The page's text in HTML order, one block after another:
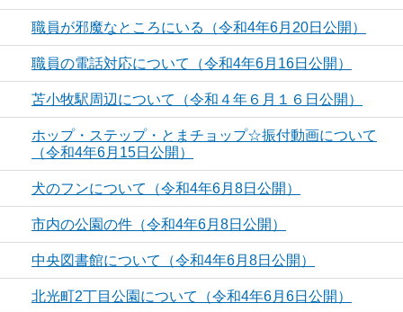
職員が邪魔なところにいる（令和4年6月20日公開）
職員の電話対応について（令和4年6月16日公開）
苫小牧駅周辺について（令和４年６月１６日公開）
ホップ・ステップ・とまチョップ☆振付動画について
（令和4年6月15日公開）
犬のフンについて（令和4年6月8日公開）
市内の公園の件（令和4年6月8日公開）
中央図書館について（令和4年6月8日公開）
北光町2丁目公園について（令和4年6月6日公開）